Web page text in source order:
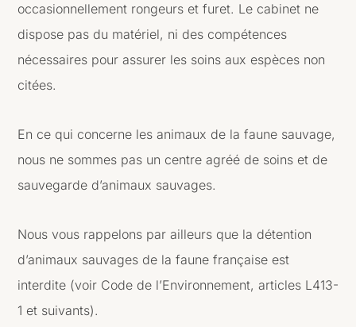
occasionnellement rongeurs et furet. Le cabinet ne
dispose pas du matériel, ni des compétences
nécessaires pour assurer les soins aux espèces non
citées.
En ce qui concerne les animaux de la faune sauvage,
nous ne sommes pas un centre agréé de soins et de
sauvegarde d’animaux sauvages.
Nous vous rappelons par ailleurs que la détention
d’animaux sauvages de la faune française est
interdite (voir Code de l’Environnement, articles L413-
1 et suivants).